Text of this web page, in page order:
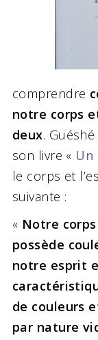
comprendre
notre corps
deux.
son livre « Un
le corps et
suivante :
« Notre
possède
notre esprit
de couleurs
par nature